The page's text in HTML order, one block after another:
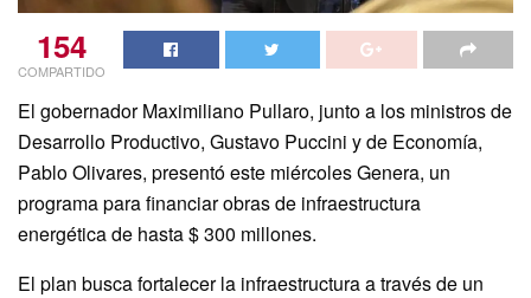
154
COMPARTIDO
El gobernador Maximiliano Pullaro, junto a los ministros de
Desarrollo Productivo, Gustavo Puccini y de Economía,
Pablo Olivares, presentó este miércoles Genera, un
programa para financiar obras de infraestructura
energética de hasta $ 300 millones.
El plan busca fortalecer la infraestructura a través de un